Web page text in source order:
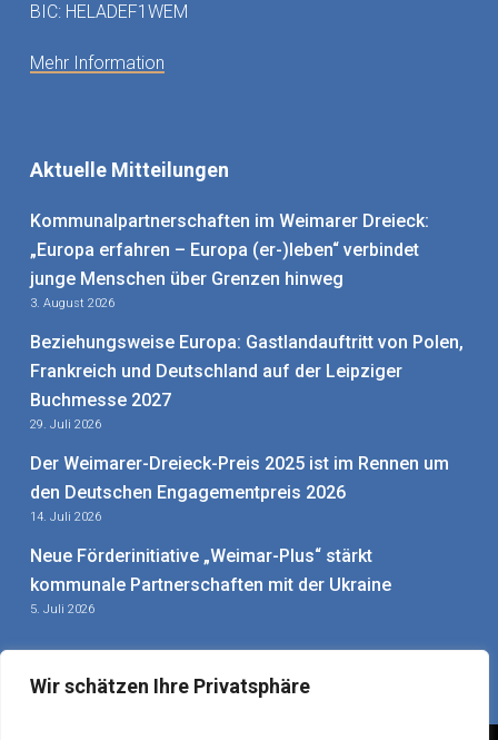
Wir schätzen Ihre Privatsphäre
BIC: HELADEF1WEM
Mehr Information
Aktuelle Mitteilungen
Kommunalpartnerschaften im Weimarer Dreieck:
„Europa erfahren – Europa (er-)leben“ verbindet
junge Menschen über Grenzen hinweg
3. August 2026
Beziehungsweise Europa: Gastlandauftritt von Polen,
Frankreich und Deutschland auf der Leipziger
Buchmesse 2027
29. Juli 2026
Der Weimarer-Dreieck-Preis 2025 ist im Rennen um
den Deutschen Engagementpreis 2026
14. Juli 2026
Neue Förderinitiative „Weimar-Plus“ stärkt
kommunale Partnerschaften mit der Ukraine
5. Juli 2026